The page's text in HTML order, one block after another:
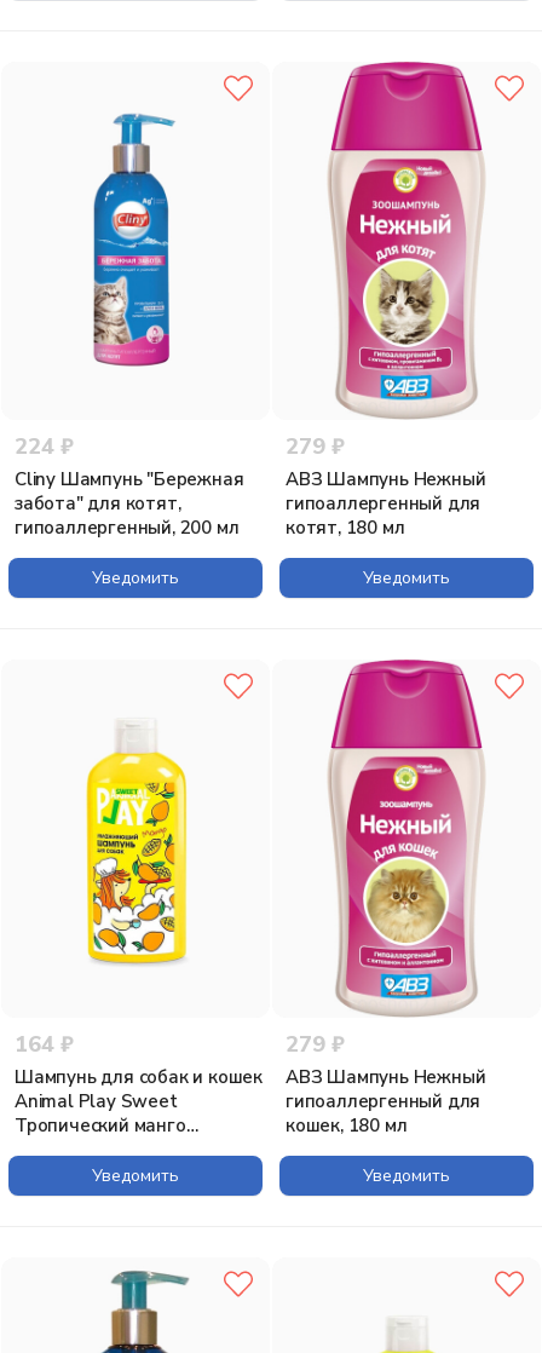
224 ₽
Cliny Шампунь "Бережная
забота" для котят,
гипоаллергенный, 200 мл
Уведомить
279 ₽
АВЗ Шампунь Нежный
гипоаллергенный для
котят, 180 мл
Уведомить
164 ₽
Шампунь для собак и кошек
Animal Play Sweet
Тропический манго
Увлажняющий, 300мл
Уведомить
279 ₽
АВЗ Шампунь Нежный
гипоаллергенный для
кошек, 180 мл
Уведомить